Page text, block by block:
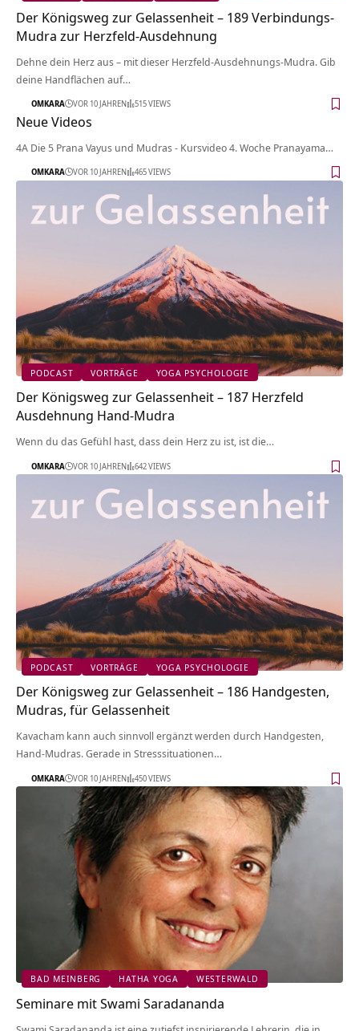
Der Königsweg zur Gelassenheit – 189 Verbindungs-
Mudra zur Herzfeld-Ausdehnung
Dehne dein Herz aus – mit dieser Herzfeld-Ausdehnungs-Mudra. Gib
deine Handflächen auf…
OMKARA VOR 10 JAHREN 515 VIEWS
Neue Videos
4A Die 5 Prana Vayus und Mudras - Kursvideo 4. Woche Pranayama…
OMKARA VOR 10 JAHREN 465 VIEWS
PODCAST VORTRÄGE YOGA PSYCHOLOGIE
Der Königsweg zur Gelassenheit – 187 Herzfeld
Ausdehnung Hand-Mudra
Wenn du das Gefühl hast, dass dein Herz zu ist, ist die…
OMKARA VOR 10 JAHREN 642 VIEWS
PODCAST VORTRÄGE YOGA PSYCHOLOGIE
Der Königsweg zur Gelassenheit – 186 Handgesten,
Mudras, für Gelassenheit
Kavacham kann auch sinnvoll ergänzt werden durch Handgesten,
Hand-Mudras. Gerade in Stresssituationen…
OMKARA VOR 10 JAHREN 450 VIEWS
BAD MEINBERG HATHA YOGA WESTERWALD
Seminare mit Swami Saradananda